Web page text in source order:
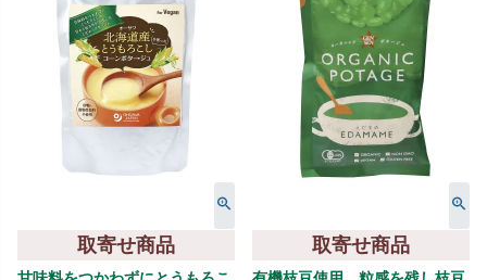
取寄せ商品 取寄せ商品